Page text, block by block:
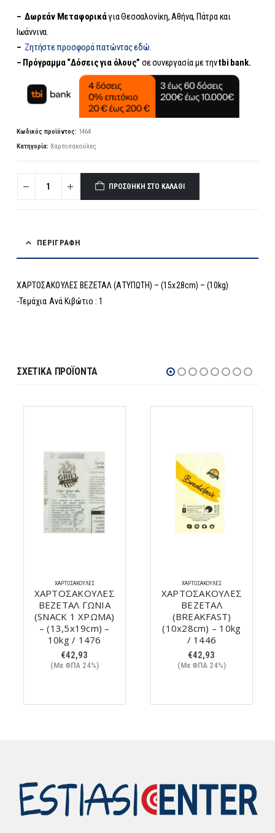
– Δωρεάν Μεταφορικάγια Θεσσαλονίκη, Αθήνα, Πάτρα και
Ιωάννινα.
– Ζητήστε προσφορά πατώντας εδώ.
– Πρόγραμμα “Δόσεις για όλους” σε συνεργασία με τηνtbi bank.
Κωδικός προϊόντος: 1464
Κατηγορία: Χαρτοσακούλες
ΠΡΟΣΘΉΚΗ ΣΤΟ ΚΑΛΆΘΙ
ΠΕΡΙΓΡΑΦΉ
ΧΑΡΤΟΣΑΚΟΥΛΕΣ ΒΕΖΕΤΑΛ (ΑΤΥΠΩΤΗ) – (15x28cm) – (10kg)
-Τεμάχια Ανά Κιβώτιο : 1
ΣΧΕΤΙΚΆ ΠΡΟΪΌΝΤΑ
ΧΑΡΤΟΣΑΚΟΎΛΕΣ
ΧΑΡΤΟΣΑΚΟΥΛΕΣ
ΒΕΖΕΤΑΛ ΓΩΝΙΑ
(SNACK 1 ΧΡΩΜΑ)
– (13,5x19cm) –
10kg / 1476
€42,93
(Με ΦΠΑ 24%)
ΧΑΡΤΟΣΑΚΟΎΛΕΣ
ΧΑΡΤΟΣΑΚΟΥΛΕΣ
ΒΕΖΕΤΑΛ
(BREAKFAST)
(10x28cm) – 10kg
/ 1446
€42,93
(Με ΦΠΑ 24%)